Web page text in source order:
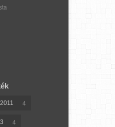
2011 4
4